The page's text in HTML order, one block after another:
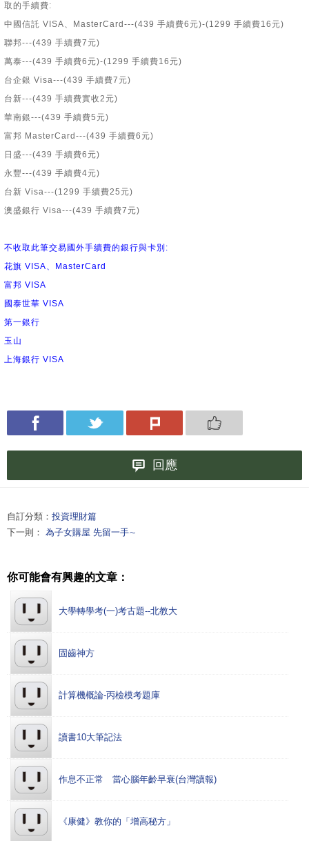
取的手續費:
中國信託 VISA、MasterCard---(439 手續費6元)-(1299 手續費16元)
聯邦---(439 手續費7元)
萬泰---(439 手續費6元)-(1299 手續費16元)
台企銀 Visa---(439 手續費7元)
台新---(439 手續費實收2元)
華南銀---(439 手續費5元)
富邦 MasterCard---(439 手續費6元)
日盛---(439 手續費6元)
永豐---(439 手續費4元)
台新 Visa---(1299 手續費25元)
澳盛銀行 Visa---(439 手續費7元)
不收取此筆交易國外手續費的銀行與卡別:
花旗 VISA、MasterCard
富邦 VISA
國泰世華 VISA
第一銀行
玉山
上海銀行 VISA
回應
自訂分類： 投資理財篇
下一則： 為子女購屋 先留一手∼
你可能會有興趣的文章：
大學轉學考(一)考古題--北教大
固齒神方
計算機概論-丙檢模考題庫
讀書10大筆記法
作息不正常 當心腦年齡早衰(台灣讀報)
《康健》教你的「增高秘方」